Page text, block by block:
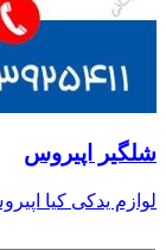
شلگیر اپیروس
لوازم یدکی کیا